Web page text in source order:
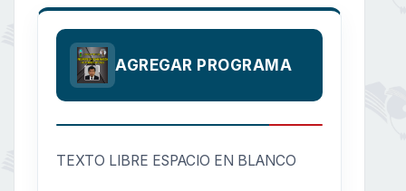
AGREGAR PROGRAMA
TEXTO LIBRE ESPACIO EN BLANCO